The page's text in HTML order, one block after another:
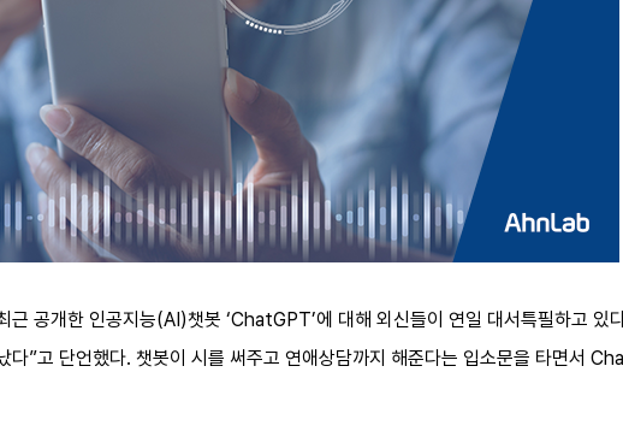
근 공개한 인공지능(AI)챗봇 ‘ChatGPT’에 대해 외신들이 연일 대서특필하고 있
”고 단언했다. 챗봇이 시를 써주고 연애상담까지 해준다는 입소문을 타면서